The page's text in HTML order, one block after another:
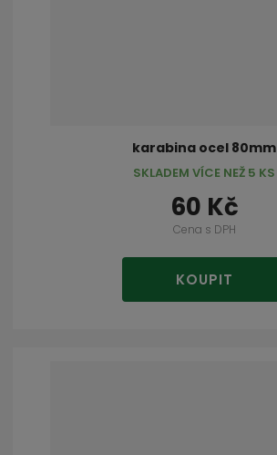
karabina ocel 80mm
60 Kč
Cena s DPH
KOUPIT
SKLADEM VÍCE NEŽ 5 KS